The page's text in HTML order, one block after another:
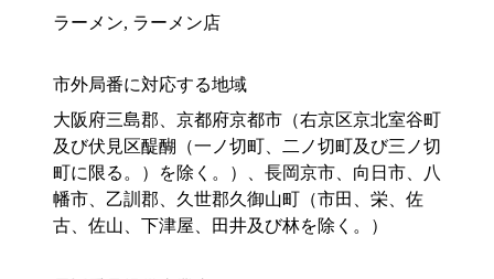
ラーメン, ラーメン店
市外局番に対応する地域
大阪府三島郡、京都府京都市（右京区京北室谷町
及び伏見区醍醐（一ノ切町、二ノ切町及び三ノ切
町に限る。）を除く。）、長岡京市、向日市、八
幡市、乙訓郡、久世郡久御山町（市田、栄、佐
古、佐山、下津屋、田井及び林を除く。）